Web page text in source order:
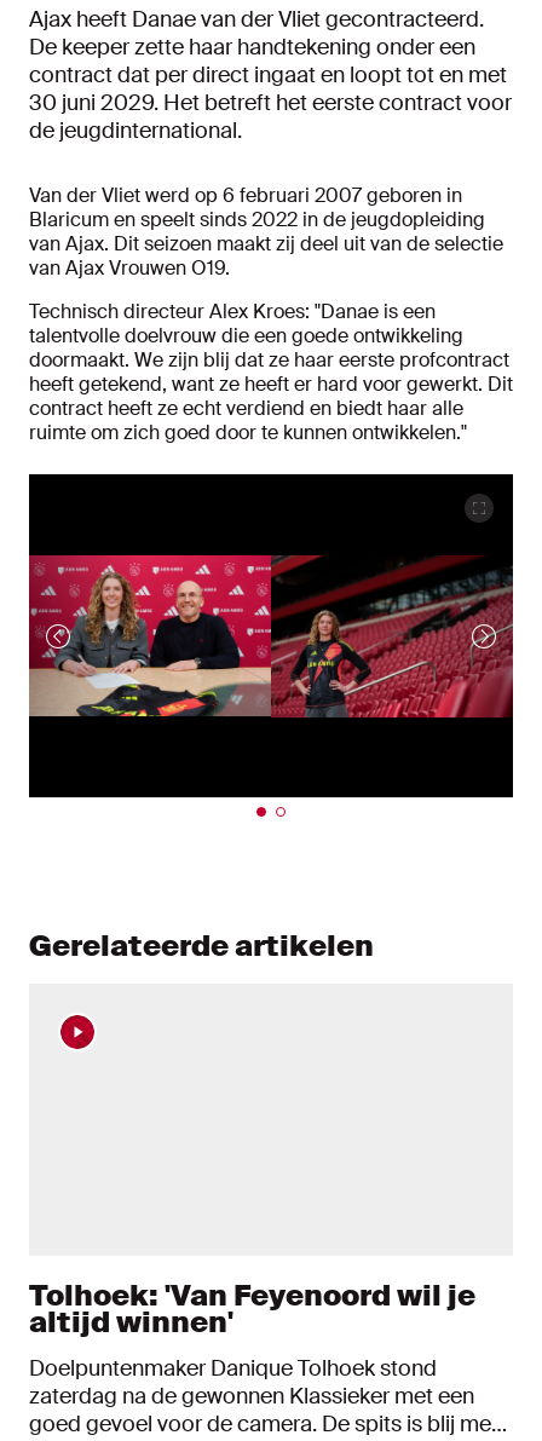
Ajax heeft Danae van der Vliet gecontracteerd.
De keeper zette haar handtekening onder een
contract dat per direct ingaat en loopt tot en met
30 juni 2029. Het betreft het eerste contract voor
de jeugdinternational.
Van der Vliet werd op 6 februari 2007 geboren in
Blaricum en speelt sinds 2022 in de jeugdopleiding
van Ajax. Dit seizoen maakt zij deel uit van de selectie
van Ajax Vrouwen O19.
Technisch directeur Alex Kroes: "Danae is een
talentvolle doelvrouw die een goede ontwikkeling
doormaakt. We zijn blij dat ze haar eerste profcontract
heeft getekend, want ze heeft er hard voor gewerkt. Dit
contract heeft ze echt verdiend en biedt haar alle
ruimte om zich goed door te kunnen ontwikkelen."
Gerelateerde artikelen
Tolhoek: 'Van Feyenoord wil je
altijd winnen'
Doelpuntenmaker Danique Tolhoek stond
zaterdag na de gewonnen Klassieker met een
goed gevoel voor de camera. De spits is blij met